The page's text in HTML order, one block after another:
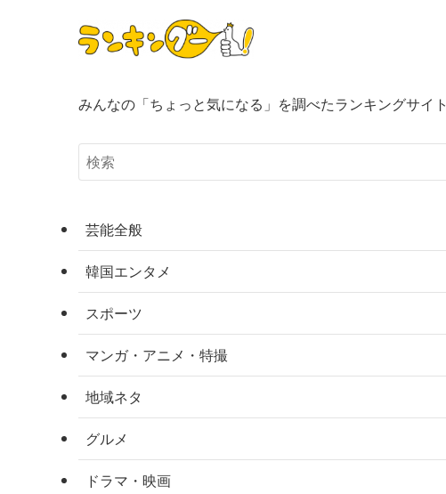
みんなの「ちょっと気になる」を調べたランキングサイト
芸能全般
韓国エンタメ
スポーツ
マンガ・アニメ・特撮
地域ネタ
グルメ
ドラマ・映画